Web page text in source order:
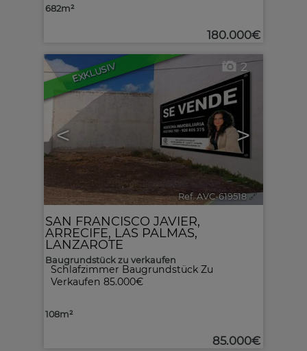
682m²
180.000€
EXKLUSIV
< >
2
Ref. AVC-619518 🔗
Schlafzimmer Baugrundstück Zu
Verkaufen 85.000€
SAN FRANCISCO JAVIER,
ARRECIFE, LAS PALMAS,
LANZAROTE
Baugrundstück zu verkaufen
108m²
85.000€